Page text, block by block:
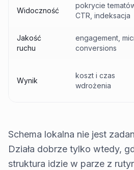
Widoczność
pokrycie
CTR, indeksacja
Jakość
ruchu
engagement,
conversions
Wynik
koszt i czas
wdrożenia
Schema lokalna nie jest
Działa dobrze tylko wtedy,
struktura idzie w parze z